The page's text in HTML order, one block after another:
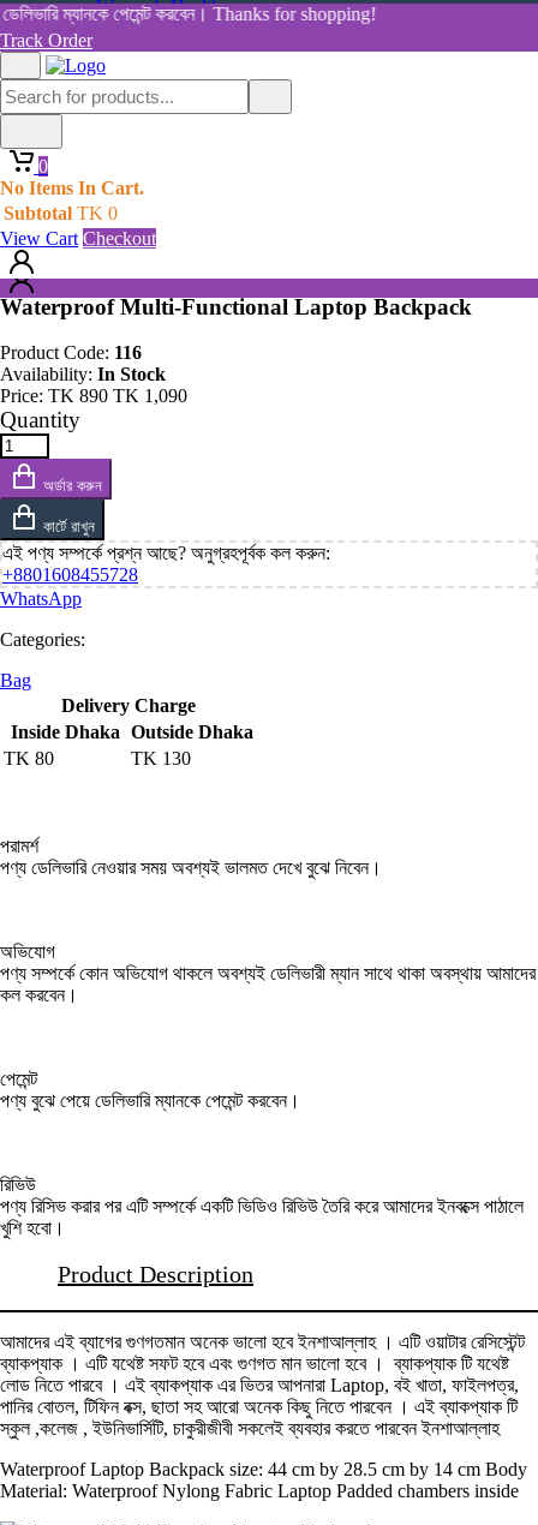
ম্যানকে পেমেন্ট করবেন। Thanks for shopping!
Track Order
0
No Items In Cart.
Subtotal TK 0
View Cart Checkout
Women's Health
View All Categories
Shop By Category
Home
0
No Items In Cart.
Subtotal TK0
View Cart
Waterproof Multi-Functional Laptop Backpack
Waterproof Multi-Functional Laptop Backpack
Product Code: 116
Availability: In Stock
Price: TK 890 TK 1,090
Quantity
অর্ডার করুন
কার্টে রাখুন
এই পণ্য সম্পর্কে প্রশ্ন আছে? অনুগ্রহপূর্বক কল করুন:
+8801608455728
WhatsApp
Categories:
Bag
Delivery Charge
Inside Dhaka Outside Dhaka
TK 80 TK 130
পরামর্শ
পণ্য ডেলিভারি নেওয়ার সময় অবশ্যই ভালমত দেখে বুঝে নিবেন।
অভিযোগ
পণ্য সম্পর্কে কোন অভিযোগ থাকলে অবশ্যই ডেলিভারী ম্যান সাথে থাকা অবস্থায় আমাদের
কল করবেন।
পেমেন্ট
পণ্য বুঝে পেয়ে ডেলিভারি ম্যানকে পেমেন্ট করবেন।
রিভিউ
পণ্য রিসিভ করার পর এটি সম্পর্কে একটি ভিডিও রিভিউ তৈরি করে আমাদের ইনবক্সে পাঠালে
খুশি হবো।
Product Description
আমাদের এই ব্যাগের গুণগতমান অনেক ভালো হবে ইনশাআল্লাহ । এটি ওয়াটার রেসিস্টেন্ট
ব্যাকপ্যাক । এটি যথেষ্ট সফট হবে এবং গুণগত মান ভালো হবে । ব্যাকপ্যাক টি যথেষ্ট
লোড নিতে পারবে । এই ব্যাকপ্যাক এর ভিতর আপনারা Laptop, বই খাতা, ফাইলপত্র,
পানির বোতল, টিফিন বক্স, ছাতা সহ আরো অনেক কিছু নিতে পারবেন । এই ব্যাকপ্যাক টি
স্কুল ,কলেজ , ইউনিভার্সিটি, চাকুরীজীবী সকলেই ব্যবহার করতে পারবেন ইনশাআল্লাহ
Waterproof Laptop Backpack size: 44 cm by 28.5 cm by 14 cm Body
Material: Waterproof Nylong Fabric Laptop Padded chambers inside